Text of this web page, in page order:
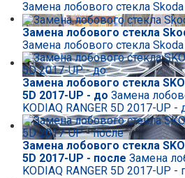
Замена лобового стекла
Замена лобового стекла
Замена лобового стекла
Замена лобового стекла
5D 2017-UP - до Замена
KODIAQ RANGER 5D 2017-UP -
Замена лобового стекла
5D 2017-UP - после Замена
KODIAQ RANGER 5D 2017-UP -